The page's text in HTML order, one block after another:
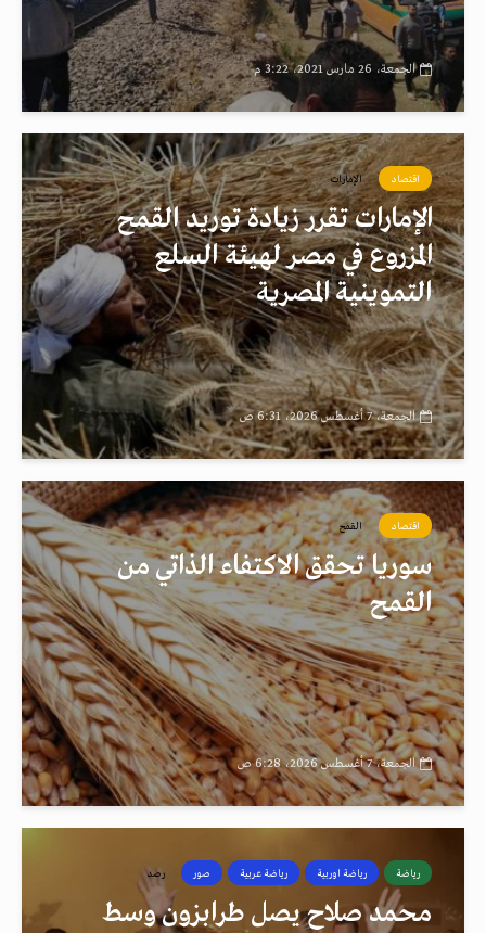
الجمعة، 26 مارس 2021، 3:22 م
اقتصاد الإمارات
الإمارات تقرر زيادة توريد القمح
المزروع في مصر لهيئة السلع
التموينية المصرية
الجمعة، 7 أغسطس 2026، 6:31 ص
اقتصاد القمح
سوريا تحقق الاكتفاء الذاتي من
القمح
الجمعة، 7 أغسطس 2026، 6:28 ص
رياضة رياضة اوربية رياضة عربية صور رصد
محمد صلاح يصل طرابزون وسط